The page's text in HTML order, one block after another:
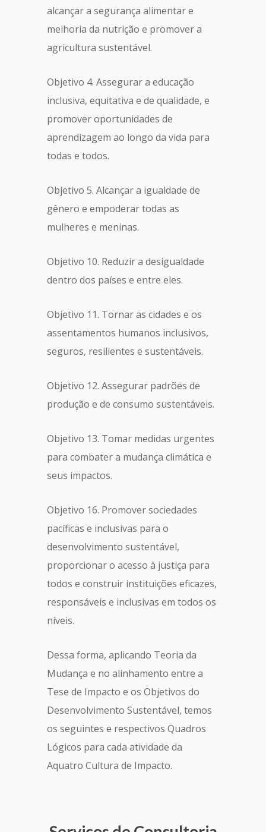
alcançar a segurança alimentar e
melhoria da nutrição e promover a
agricultura sustentável.
Objetivo 4. Assegurar a educação
inclusiva, equitativa e de qualidade, e
promover oportunidades de
aprendizagem ao longo da vida para
todas e todos.
Objetivo 5. Alcançar a igualdade de
gênero e empoderar todas as
mulheres e meninas.
Objetivo 10. Reduzir a desigualdade
dentro dos países e entre eles.
Objetivo 11. Tornar as cidades e os
assentamentos humanos inclusivos,
seguros, resilientes e sustentáveis.
Objetivo 12. Assegurar padrões de
produção e de consumo sustentáveis.
Objetivo 13. Tomar medidas urgentes
para combater a mudança climática e
seus impactos.
Objetivo 16. Promover sociedades
pacíficas e inclusivas para o
desenvolvimento sustentável,
proporcionar o acesso à justiça para
todos e construir instituições eficazes,
responsáveis e inclusivas em todos os
níveis.
Dessa forma, aplicando Teoria da
Mudança e no alinhamento entre a
Tese de Impacto e os Objetivos do
Desenvolvimento Sustentável, temos
os seguintes e respectivos Quadros
Lógicos para cada atividade da
Aquatro Cultura de Impacto.